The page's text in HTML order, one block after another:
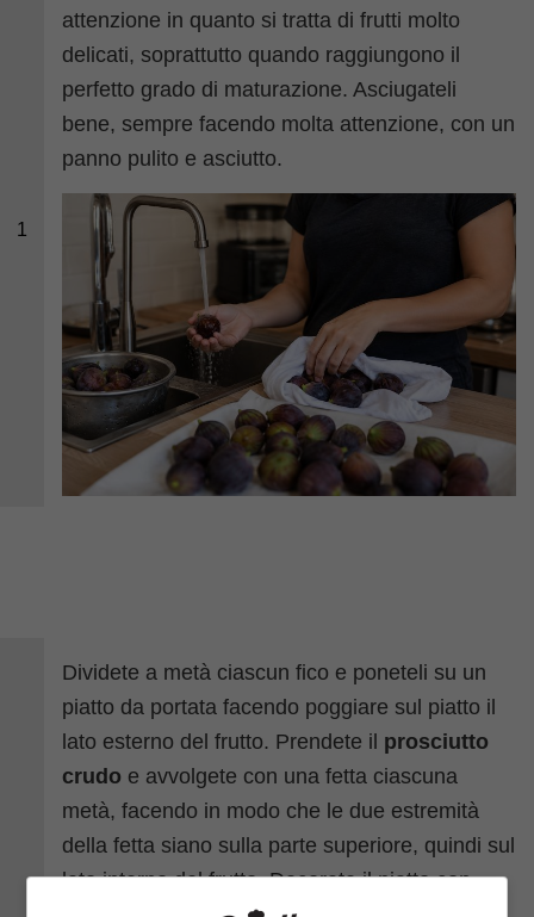
1
attenzione in quanto si tratta di frutti molto
delicati, soprattutto quando raggiungono il
perfetto grado di maturazione. Asciugateli
bene, sempre facendo molta attenzione, con un
panno pulito e asciutto.
Dividete a metà ciascun fico e poneteli su un
piatto da portata facendo poggiare sul piatto il
lato esterno del frutto. Prendete il prosciutto
crudo e avvolgete con una fetta ciascuna
metà, facendo in modo che le due estremità
della fetta siano sulla parte superiore, quindi sul
lato interno del frutto. Decorate il piatto con